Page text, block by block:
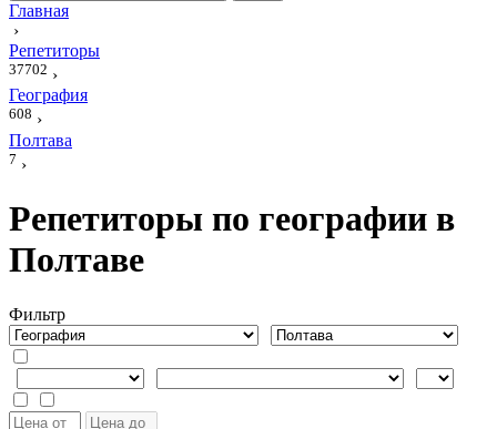
Главная
›
Репетиторы
37702 ›
География
608 ›
Полтава
7 ›
Репетиторы по географии в
Полтаве
Фильтр